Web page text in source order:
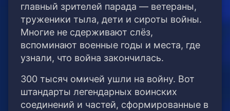
главный зрителей парада — ветераны,
труженики тыла, дети и сироты войны.
Многие не сдерживают слёз,
вспоминают военные годы и места, где
узнали, что война закончилась.
300 тысяч омичей ушли на войну. Вот
штандарты легендарных воинских
соединений и частей, сформированные в